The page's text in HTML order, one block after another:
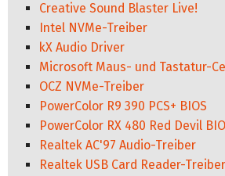
Creative Sound Blaster Live!
Intel NVMe-Treiber
kX Audio Driver
Microsoft Maus- und Tastatur-
OCZ NVMe-Treiber
PowerColor R9 390 PCS+ BIOS
PowerColor RX 480 Red Devil
Realtek AC'97 Audio-Treiber
Realtek USB Card Reader-Treiber